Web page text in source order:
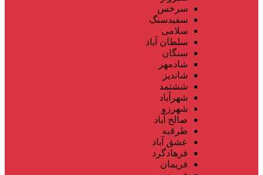
سرخس
سفیدسنگ
سلامی
سلطان آباد
سنگان
شادمهر
شاندیز
ششتمد
شهرآباد
شهرزو
صالح آباد
طرقبه
عشق آباد
فرهادگرد
فریمان